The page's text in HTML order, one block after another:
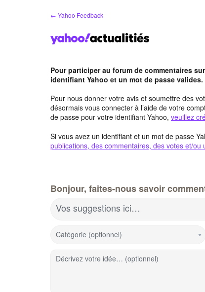
← Yahoo Feedback
Pour participer au forum de commentaires
identifiant Yahoo et un mot de passe valides.
Pour nous donner votre avis et soumettre des
désormais vous connecter à l’aide de votre
de passe pour votre identifiant Yahoo, veuillez
Si vous avez un identifiant et un mot de passe
publications, des commentaires, des votes et/ou
Bonjour, faites-nous savoir
Vos suggestions ici…
Catégorie (optionnel)
Décrivez votre idée… (optionnel)